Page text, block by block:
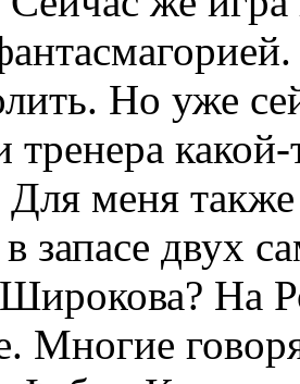
Но уже
Для меня
в запасе двух
На
Многие